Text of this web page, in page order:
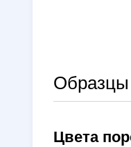
Образцы
Цвета